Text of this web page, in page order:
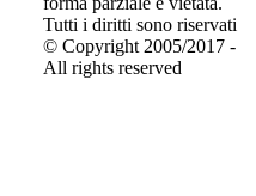
Tutti i diritti sono riservati
© Copyright 2005/2017 -
All rights reserved